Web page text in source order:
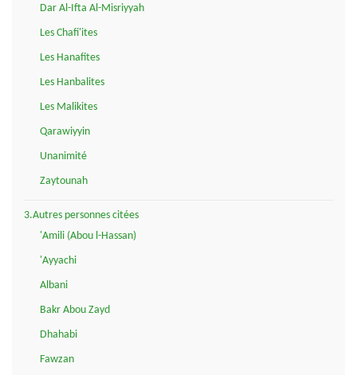
Dar Al-Ifta Al-Misriyyah
Les Chafi'ites
Les Hanafites
Les Hanbalites
Les Malikites
Qarawiyyin
Unanimité
Zaytounah
3.Autres personnes citées
'Amili (Abou l-Hassan)
'Ayyachi
Albani
Bakr Abou Zayd
Dhahabi
Fawzan